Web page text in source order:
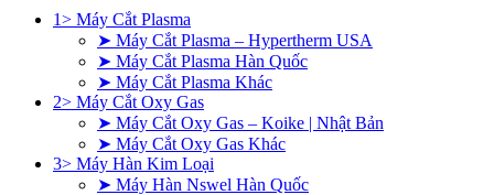
1> Máy Cắt Plasma
➤ Máy Cắt Plasma – Hypertherm USA
➤ Máy Cắt Plasma Hàn Quốc
➤ Máy Cắt Plasma Khác
2> Máy Cắt Oxy Gas
➤ Máy Cắt Oxy Gas – Koike | Nhật Bản
➤ Máy Cắt Oxy Gas Khác
3> Máy Hàn Kim Loại
➤ Máy Hàn Nswel Hàn Quốc